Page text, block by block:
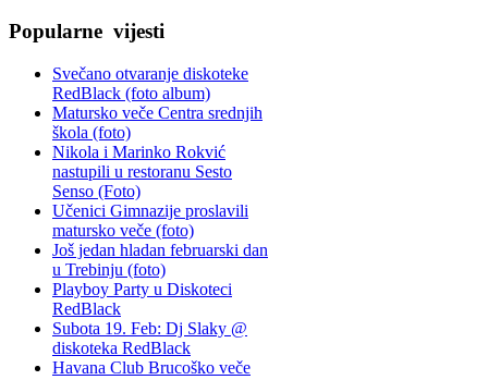
Popularne vijesti
Svečano otvaranje diskoteke
RedBlack (foto album)
Matursko veče Centra srednjih
škola (foto)
Nikola i Marinko Rokvić
nastupili u restoranu Sesto
Senso (Foto)
Učenici Gimnazije proslavili
matursko veče (foto)
Još jedan hladan februarski dan
u Trebinju (foto)
Playboy Party u Diskoteci
RedBlack
Subota 19. Feb: Dj Slaky @
diskoteka RedBlack
Havana Club Brucoško veče